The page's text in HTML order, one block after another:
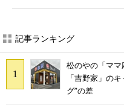
記事ランキング
松のやの「マ
「吉野家」の
グ”の差